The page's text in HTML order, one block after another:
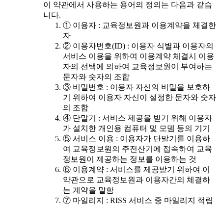
이 약관에서 사용하는 용어의 정의는 다음과 같습
니다.
① 이용자 : 교육정보원과 이용계약을 체결한
자
② 이용자번호(ID) : 이용자 식별과 이용자의
서비스 이용을 위하여 이용계약 체결시 이용
자의 선택에 의하여 교육정보원이 부여하는
문자와 숫자의 조합
③ 비밀번호 : 이용자 자신의 비밀을 보호하
기 위하여 이용자 자신이 설정한 문자와 숫자
의 조합
④ 단말기 : 서비스 제공을 받기 위해 이용자
가 설치한 개인용 컴퓨터 및 모뎀 등의 기기
⑤ 서비스 이용 : 이용자가 단말기를 이용하
여 교육정보원의 주전산기에 접속하여 교육
정보원이 제공하는 정보를 이용하는 것
⑥ 이용계약 : 서비스를 제공받기 위하여 이
약관으로 교육정보원과 이용자간의 체결하
는 계약을 말함
⑦ 마일리지 : RISS 서비스 중 마일리지 적립